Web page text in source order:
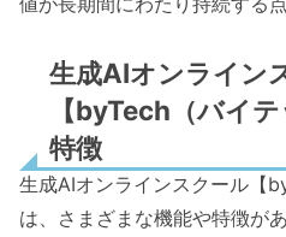
生成AIオンライン
【byTech（バイ
特徴
生成AIオンラインスクール【
は、さまざまな機能や特徴が